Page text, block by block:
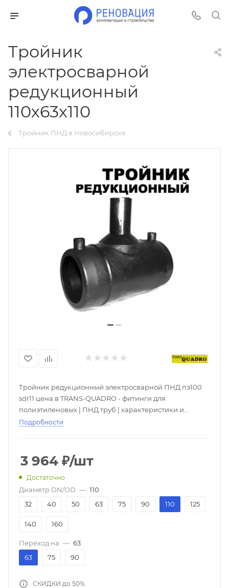
Тройник
электросварной
редукционный
110х63х110
Тройник ПНД в Новосибирске
Тройник редукционный электросварной ПНД пэ100
sdr11 цена в TRANS-QUADRO - фитинги для
полиэтиленовых | ПНД труб | характеристики и
описание в каталоге интернет-магазина РСК
большой выбор - ☎
Подробности
3 964 ₽/шт
Достаточно
Диаметр DN/OD — 110
32
40 50 63 75 90 110 125
140 160
Переход на — 63
63
75 90
СКИДКИ до 50%